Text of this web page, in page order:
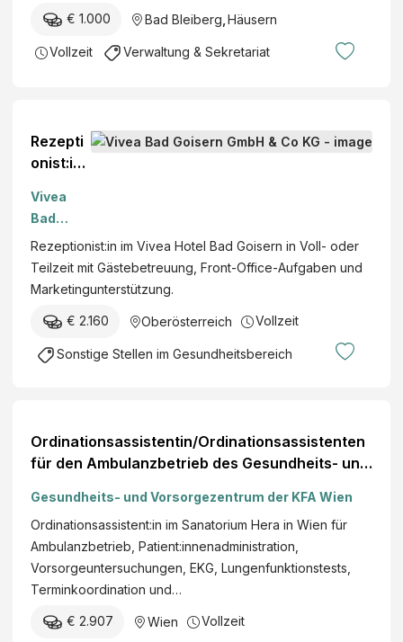
Bad
Bleiber
g
€ 1.000 Bad Bleiberg Häusern
Vollzeit Verwaltung & Sekretariat
Rezepti
onist:in
Vivea
Bad
Goisern
GmbH &
Co KG
Rezeptionist:in im Vivea Hotel Bad Goisern in Voll- oder
Teilzeit mit Gästebetreuung, Front-Office-Aufgaben und
Marketingunterstützung.
€ 2.160 Oberösterreich Vollzeit
Sonstige Stellen im Gesundheitsbereich
Ordinationsassistentin/Ordinationsassistenten
für den Ambulanzbetrieb des Gesundheits- und
Gesundheits- und Vorsorgezentrum der KFA Wien
Ordinationsassistent:in im Sanatorium Hera in Wien für
Ambulanzbetrieb, Patient:innenadministration,
Vorsorgeuntersuchungen, EKG, Lungenfunktionstests,
Terminkoordination und…
€ 2.907 Wien Vollzeit